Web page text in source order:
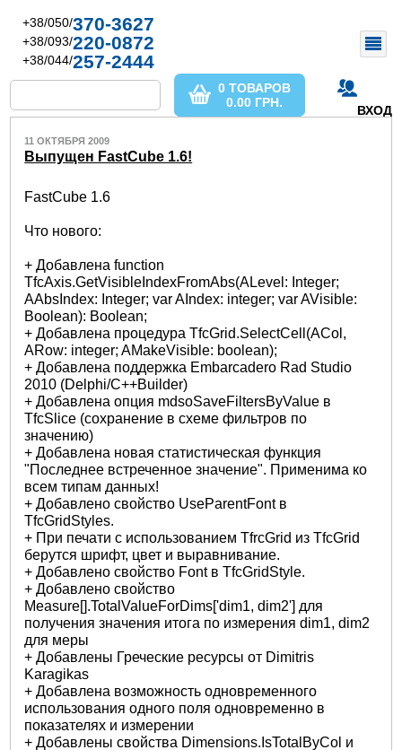
+38/050/370-3627
+38/093/220-0872
+38/044/257-2444
ВХОД
0 ТОВАРОВ
0.00 ГРН.
11 ОКТЯБРЯ 2009
Выпущен FastCube 1.6!
FastCube 1.6
Что нового:
+ Добавлена function
TfcAxis.GetVisibleIndexFromAbs(ALevel: Integer;
AAbsIndex: Integer; var AIndex: integer; var AVisible:
Boolean): Boolean;
+ Добавлена процедура TfcGrid.SelectCell(ACol,
ARow: integer; AMakeVisible: boolean);
+ Добавлена поддержка Embarcadero Rad Studio
2010 (Delphi/C++Builder)
+ Добавлена опция mdsoSaveFiltersByValue в
TfcSlice (сохранение в схеме фильтров по
значению)
+ Добавлена новая статистическая функция
"Последнее встреченное значение". Применима ко
всем типам данных!
+ Добавлено свойство UseParentFont в
TfcGridStyles.
+ При печати с использованием TfrcGrid из TfcGrid
берутся шрифт, цвет и выравнивание.
+ Добавлено свойство Font в TfcGridStyle.
+ Добавлено свойство
Measure[].TotalValueForDims['dim1, dim2'] для
получения значения итога по измерения dim1, dim2
для меры
+ Добавлены Греческие ресурсы от Dimitris
Karagikas
+ Добавлена возможность одновременного
использования одного поля одновременно в
показателях и измерении
+ Добавлены свойства Dimensions.IsTotalByCol и